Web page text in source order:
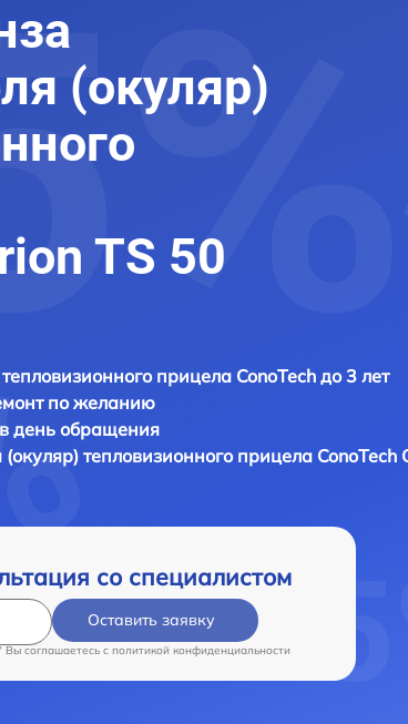
(окуляр)
TS 50
тепловизионного прицела ConoTech до 3 лет
по желанию
в день обращения
тепловизионного прицела ConoTech
со специалистом
Оставить заявку
Вы соглашаетесь c политикой конфиденциальности